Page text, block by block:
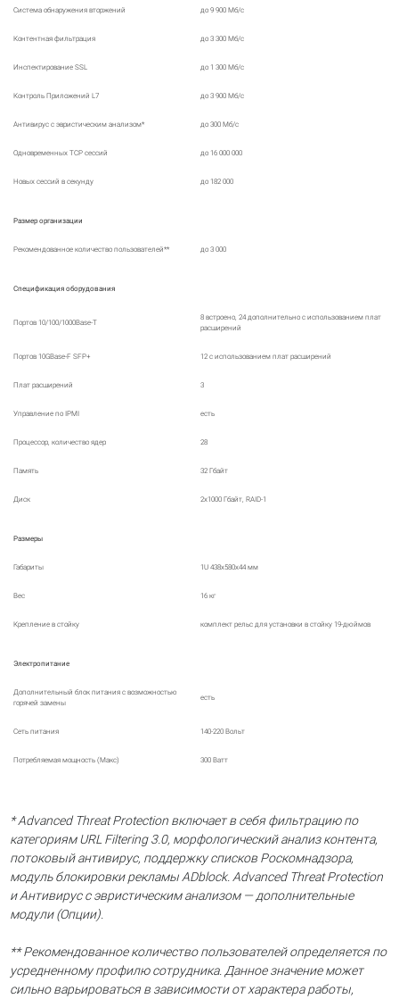
Система обнаружения вторжений до 9 900 Мб/с
Контентная фильтрация до 3 300 Мб/c
Инспектирование SSL до 1 300 Мб/c
Контроль Приложений L7 до 3 900 Мб/c
Антивирус с эвристическим анализом* до 300 Мб/c
Одновременных TCP сессий до 16 000 000
Новых сессий в секунду до 182 000
Размер организации
Рекомендованное количество пользователей** до 3 000
Спецификация оборудования
Портов 10/100/1000Base-T
8 встроено, 24 дополнительно с использованием плат
расширений
Портов 10GBase-F SFP+ 12 с использованием плат расширений
Плат расширений 3
Управление по IPMI есть
Процессор, количество ядер 28
Память 32 Гбайт
Диск 2х1000 Гбайт, RAID-1
Размеры
Габариты 1U 438x580x44 мм
Вес 16 кг
Крепление в стойку комплект рельс для установки в стойку 19-дюймов
Электропитание
Дополнительный блок питания с возможностью
горячей замены
есть
Сеть питания 140-220 Вольт
Потребляемая мощность (Макс) 300 Ватт
* Advanced Threat Protection включает в себя фильтрацию по
категориям URL Filtering 3.0, морфологический анализ контента,
потоковый антивирус, поддержку списков Роскомнадзора,
модуль блокировки рекламы ADblock. Advanced Threat Protection
и Антивирус с эвристическим анализом — дополнительные
модули (Опции).
** Рекомендованное количество пользователей определяется по
усредненному профилю сотрудника. Данное значение может
сильно варьироваться в зависимости от характера работы,